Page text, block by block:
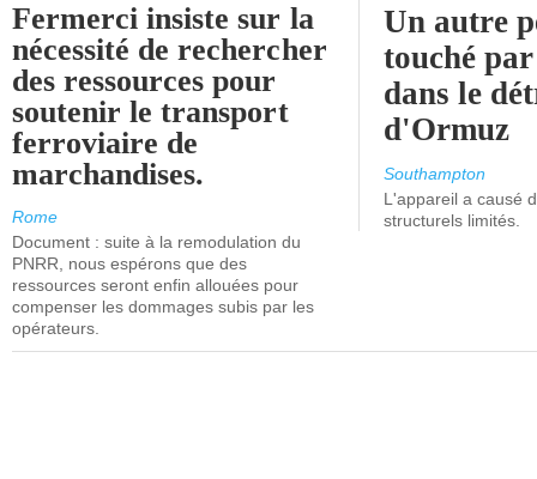
Fermerci insiste sur la
nécessité de rechercher
des ressources pour
soutenir le transport
ferroviaire de
marchandises.
Rome
Document : suite à la remodulation du
PNRR, nous espérons que des
ressources seront enfin allouées pour
compenser les dommages subis par les
opérateurs.
Un autre
touché
dans le
d'Ormuz
Southampton
L'appareil a causé
structurels limités.